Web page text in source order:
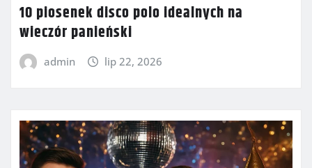
10 piosenek disco polo idealnych na
wieczór panieński
admin lip 22, 2026